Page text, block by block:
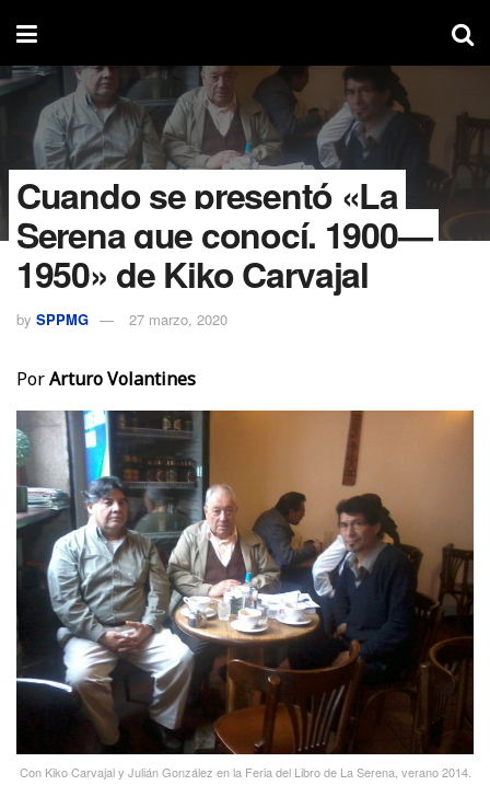
Cuando se presentó «La
Serena que conocí, 1900—
1950» de Kiko Carvajal
by SPPMG 27 marzo, 2020
PorArturo Volantines
Con Kiko Carvajal y Julián González en la Feria del Libro de La Serena, verano 2014.